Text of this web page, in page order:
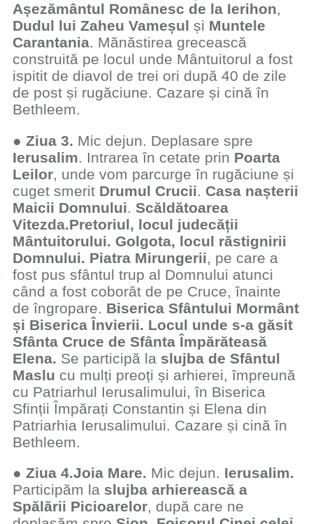
Așezământul Românesc de la Ierihon,
Dudul lui Zaheu Vameșul și Muntele
Carantania. Mănăstirea grecească
construită pe locul unde Mântuitorul a fost
ispitit de diavol de trei ori după 40 de zile
de post și rugăciune. Cazare și cină în
Bethleem.
● Ziua 3. Mic dejun. Deplasare spre
Ierusalim . Intrarea în cetate prin Poarta
Leilor , unde vom parcurge în rugăciune și
cuget smerit Drumul Crucii
Casa nașterii
Maicii Domnului Scăldătoarea
Vitezda.Pretoriul, locul judecății
Mântuitorului. Golgota, locul răstignirii
Domnului. Piatra Mirungerii , pe care a
fost pus sfântul trup al Domnului atunci
când a fost coborât de pe Cruce, înainte
de îngropare. Biserica Sfântului Mormânt
și Biserica Învierii. Locul unde s-a găsit
Sfânta Cruce de Sfânta Împărăteasă
Elena. Se participă la slujba de Sfântul
Maslu cu mulți preoți și arhierei, împreună
cu Patriarhul Ierusalimului, în Biserica
Sfinții Împărați Constantin și Elena din
Patriarhia Ierusalimului. Cazare și cină în
Bethleem.
● Ziua 4.Joia Mare. Mic dejun. Ierusalim.
Participăm la slujba arhierească a
Spălării Picioarelor, după care ne